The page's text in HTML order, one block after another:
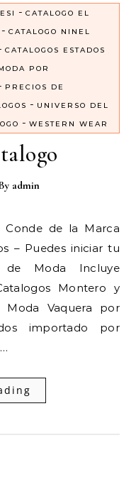
- CATALOGO EL
- CATALOGO NINEL
CATALOGOS ESTADOS
POR
PRECIOS DE
- UNIVERSO DEL
- WESTERN WEAR
admin
– Puedes iniciar tu
de Moda Incluye
Montero y
Vaquera por
importado por